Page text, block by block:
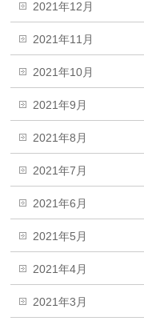
2021年12月
2021年11月
2021年10月
2021年9月
2021年8月
2021年7月
2021年6月
2021年5月
2021年4月
2021年3月